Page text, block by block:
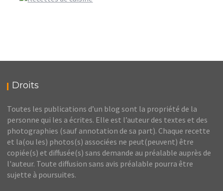
Droits
Toutes les publications d’un blog sont la propriété de la
personne qui les a écrites. Elle est l’auteur des textes et des
photographies (sauf annotation de sa part). Chaque recette
et la(ou les) photos(s) associées ne peut(peuvent) être
copiée(s) et diffusée(s) sans demande au préalable auprès de
l'auteur. Toute diffusion sans avis préalable pourra être
sujette à poursuites.